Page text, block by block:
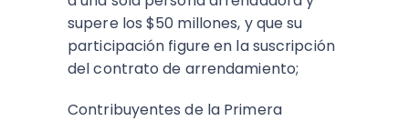
supere los $50 millones, y que su
participación figure en la suscripción
del contrato de arrendamiento;
Contribuyentes de la Primera